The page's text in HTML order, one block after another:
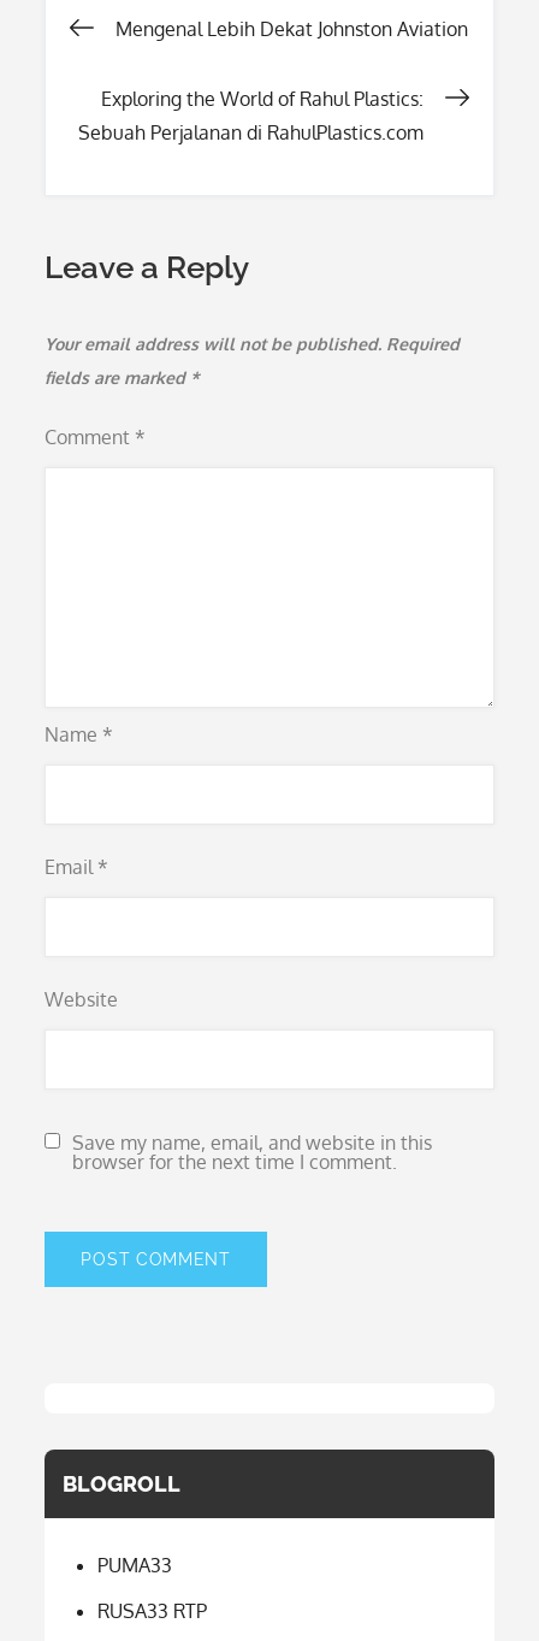
Post
navigation
Mengenal Lebih Dekat Johnston Aviation
Exploring the World of Rahul Plastics:
Sebuah Perjalanan di RahulPlastics.com
Leave a Reply
Your email address will not be published. Required
fields are marked *
Comment *
Name *
Email *
Website
Save my name, email, and website in this
browser for the next time I comment.
BLOGROLL
PUMA33
RUSA33 RTP